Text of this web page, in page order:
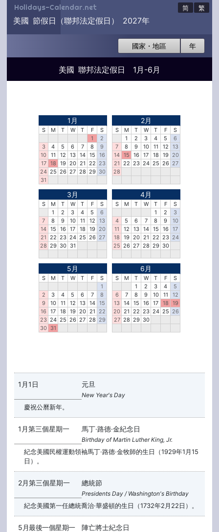
Holidays-Calendar.net 简 繁
美國 節假日（聯邦法定假日） 2027年
國家・地區 年
美國 聯邦法定假日 1月-6月
1月
S M T W T F
S
1
2
3
4 5 6 7 8
9
10
11 12 13 14 15
16
17
18 19 20 21 22 23
24 25 26 27 28 29 30
31
2月
S M T W T F
S
1
2 3 4 5
6
7
8 9 10 11 12
13
14 15 16 17 18 19
20
21 22 23 24 25 26 27
28
3月
S M T W T F
S
1
2 3 4 5
6
7
8 9 10 11 12
13
14 15 16 17 18 19
20
21 22 23 24 25 26 27
28 29 30 31
4月
S M T W T F
S
1
2
3
4
5 6 7 8 9
10
11
12 13 14 15 16
17
18
19 20 21 22 23 24
25 26 27 28 29 30
5月
S M T W T F
S
1
2
3 4 5 6 7
8
9
10 11 12 13 14
15
16
17 18 19 20 21
22
23 24 25 26 27 28 29
30 31
6月
S M T W T F
S
1
2 3 4
5
6
7 8 9 10 11
12
13
14 15 16 17 18
19
20 21 22 23 24 25 26
27 28 29 30
1月1日 元旦
New Year's Day
慶祝公曆新年。
1月第三個星期一 馬丁·路德·金紀念日
Birthday of Martin Luther King, Jr.
紀念美國民權運動領袖馬丁·路德·金牧師的生日（1929年1月15
日）。
2月第三個星期一 總統節
Presidents Day / Washington's Birthday
紀念美國第一任總統喬治·華盛頓的生日（1732年2月22日）。
5月最後一個星期一 陣亡將士紀念日